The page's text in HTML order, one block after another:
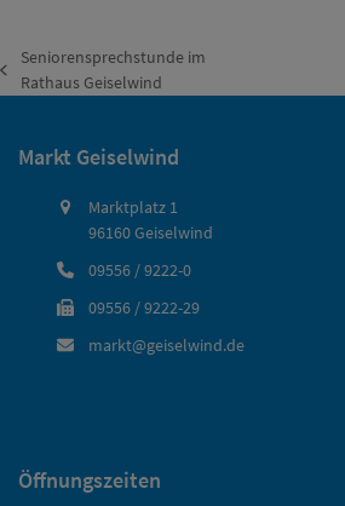
vorheriger
Seniorensprechstunde im
Rathaus Geiselwind
Markt Geiselwind
Marktplatz 1
96160 Geiselwind
09556 / 9222-0
09556 / 9222-29
markt@geiselwind.de
Öffnungszeiten